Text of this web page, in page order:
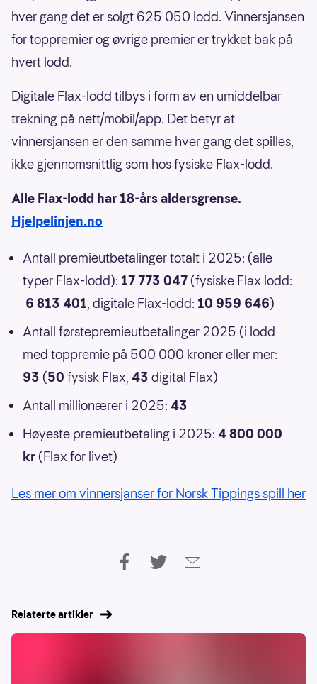
hver gang det er solgt 625 050 lodd. Vinnersjansen
for toppremier og øvrige premier er trykket bak på
hvert lodd.
Digitale Flax-lodd tilbys i form av en umiddelbar
trekning på nett/mobil/app. Det betyr at
vinnersjansen er den samme hver gang det spilles,
ikke gjennomsnittlig som hos fysiske Flax-lodd.
Alle Flax-lodd har 18-års aldersgrense.
Hjelpelinjen.no
Antall premieutbetalinger totalt i 2025: (alle
typer Flax-lodd): 17 773 047 (fysiske Flax lodd:
6 813 401, digitale Flax-lodd: 10 959 646)
Antall førstepremieutbetalinger 2025 (i lodd
med toppremie på 500 000 kroner eller mer:
93 (50 fysisk Flax, 43 digital Flax)
Antall millionærer i 2025: 43
Høyeste premieutbetaling i 2025: 4 800 000
kr (Flax for livet)
Les mer om vinnersjanser for Norsk Tippings spill her
Relaterte artikler